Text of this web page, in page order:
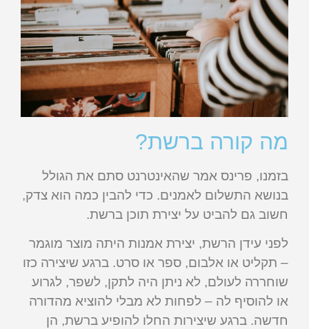
מה קורה ברשת?
בזמנו, פרינס אמר שהאינטרנט סתם את הגולל
בנושא התשלום לאמנים. כדי להבין כמה הוא צדק,
חשוב גם להביט על יצירת תוכן ברשת.
לפני עידן הרשת, יצירת אמנות היתה מוצר מוגמר
– תקליט או אלבום, ספר או סרט. ברגע שיצירה כזו
שוחררה לעולם, לא ניתן היה לתקן, לשפר, לגרוע
או להוסיף לה – לפחות לא מבלי להוציא מהדורה
חדשה. ברגע שיצירות החלו להופיע ברשת, הן